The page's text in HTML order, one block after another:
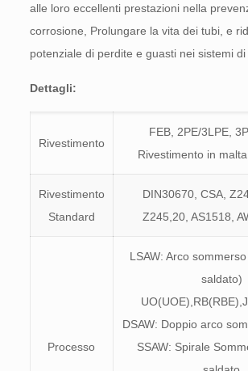
alle loro eccellenti prestazioni nella
corrosione, Prolungare la vita dei tubi, e
potenziale di perdite e guasti nei sistemi di
Dettagli:
Rivestimento
FEB, 2PE/3LPE,
Rivestimento in
Rivestimento
Standard
DIN30670, CSA,
Z245,20, AS1518,
Processo
LSAW: Arco
saldato)
DSAW: Doppio arco
SSAW: Spirale